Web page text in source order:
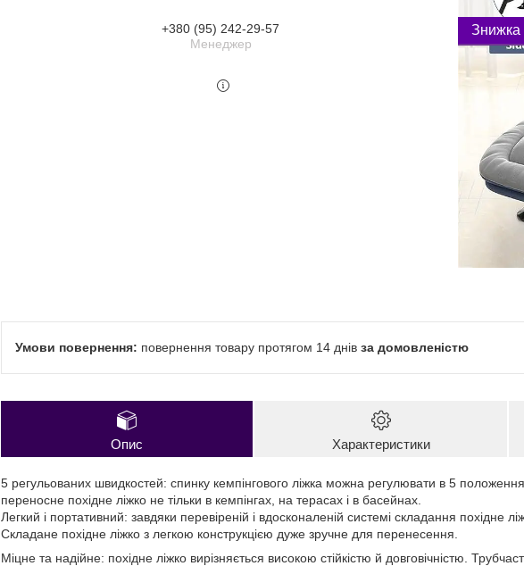
+380 (95) 242-29-57
Менеджер
повернення товару протягом 14 днів за домовленістю
Опис Характеристики
5 регульованих швидкостей: спинку кемпінгового ліжка можна регулювати в 5
переносне похідне ліжко не тільки в кемпінгах, на терасах і в басейнах.
Легкий і портативний: завдяки перевіреній і вдосконаленій системі складання похідне
Складане похідне ліжко з легкою конструкцією дуже зручне для перенесення.
Міцне та надійне: похідне ліжко вирізняється високою стійкістю й довговічністю.